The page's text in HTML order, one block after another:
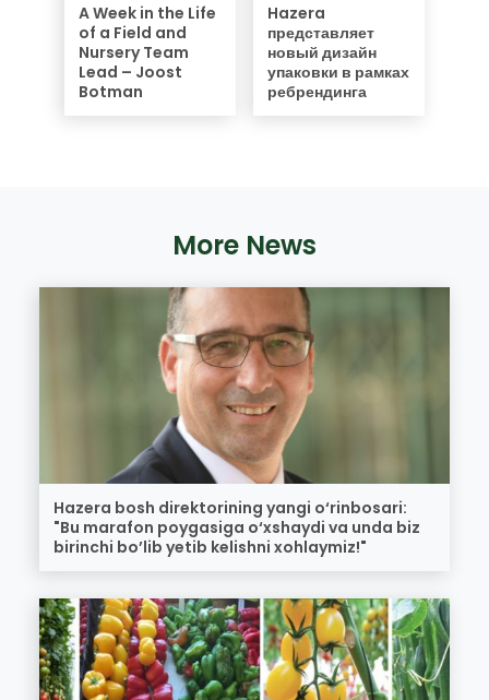
A Week in the Life
of a Field and
Nursery Team
Lead – Joost
Botman
Hazera
представляет
новый дизайн
упаковки в рамках
ребрендинга
More News
Hazera bosh direktorining yangi o‘rinbosari:
"Bu marafon poygasiga o‘xshaydi va unda biz
birinchi bo’lib yetib kelishni xohlaymiz!"